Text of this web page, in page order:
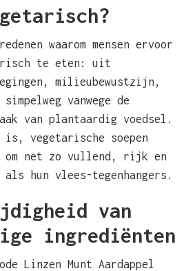
waarom mensen ervoor
te eten: uit
milieubewustzijn,
vanwege de
van plantaardig voedsel.
is, vegetarische soepen
om net zo vullend, rijk en
hun vlees-tegenhangers.
van
ingrediënten
Linzen Munt Aardappel